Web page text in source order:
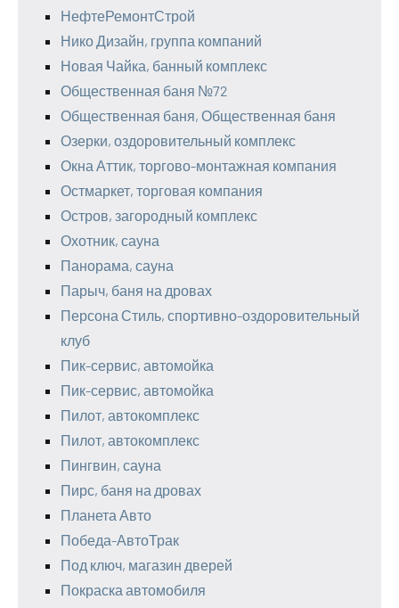
НефтеРемонтСтрой
Нико Дизайн, группа компаний
Новая Чайка, банный комплекс
Общественная баня №72
Общественная баня, Общественная баня
Озерки, оздоровительный комплекс
Окна Аттик, торгово-монтажная компания
Остмаркет, торговая компания
Остров, загородный комплекс
Охотник, сауна
Панорама, сауна
Парыч, баня на дровах
Персона Стиль, спортивно-оздоровительный
клуб
Пик-сервис, автомойка
Пик-сервис, автомойка
Пилот, автокомплекс
Пилот, автокомплекс
Пингвин, сауна
Пирс, баня на дровах
Планета Авто
Победа-АвтоТрак
Под ключ, магазин дверей
Покраска автомобиля